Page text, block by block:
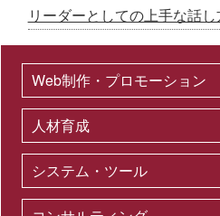
リーダーとしての上手な話
Web制作・プロモーション
人材育成
システム・ツール